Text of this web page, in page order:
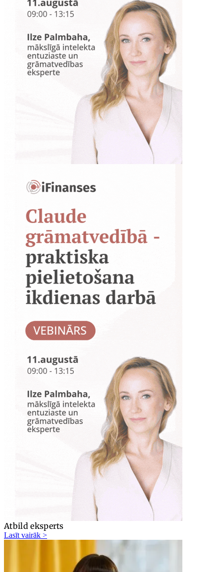
Atbild eksperts
Lasīt vairāk >